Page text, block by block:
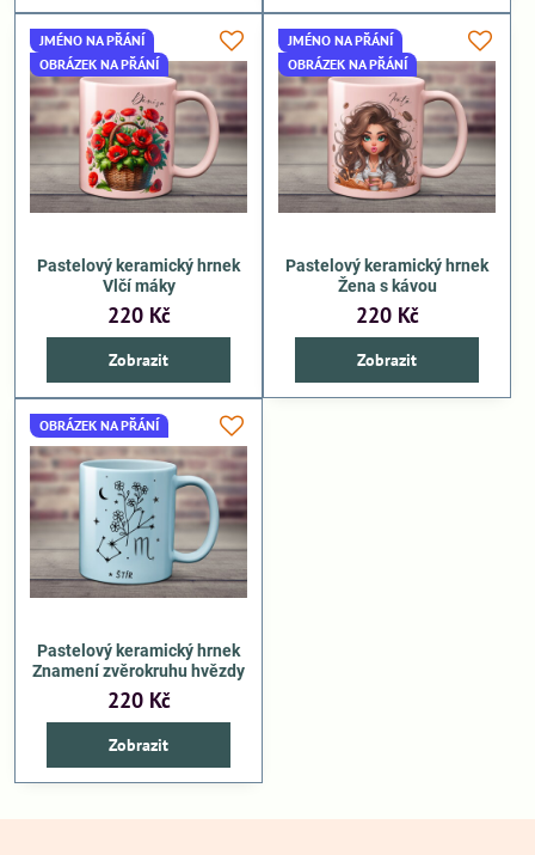
JMÉNO NA PŘÁNÍ
OBRÁZEK NA PŘÁNÍ
Pastelový keramický hrnek
Vlčí máky
220 Kč
Zobrazit
JMÉNO NA PŘÁNÍ
OBRÁZEK NA PŘÁNÍ
Pastelový keramický hrnek
Žena s kávou
220 Kč
Zobrazit
OBRÁZEK NA PŘÁNÍ
Pastelový keramický hrnek
Znamení zvěrokruhu hvězdy
220 Kč
Zobrazit